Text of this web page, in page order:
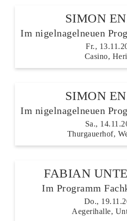
SIMON
Im nigelnagelneuen
Fr.,
Casino,
SIMON
Im nigelnagelneuen
Sa.,
Thurgauerhof,
FABIAN
Im Programm
Do.,
Aegerihalle,